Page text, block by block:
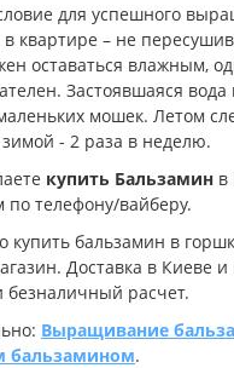
для успешного
квартире – не
оставаться влажным,
Застоявшаяся вода
мошек. Летом
- 2 раза в неделю.
купить Бальзамин в
по телефону/вайберу.
купить бальзамин в
Доставка в Киеве
расчет.
Выращивание
бальзамином.